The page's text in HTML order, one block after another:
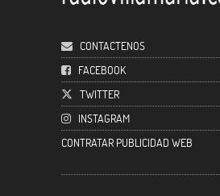
CONTACTENOS
FACEBOOK
TWITTER
INSTAGRAM
CONTRATAR PUBLICIDAD WEB